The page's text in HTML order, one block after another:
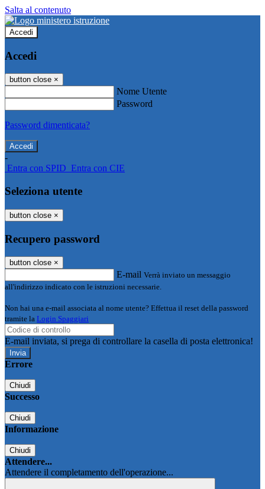
Salta al contenuto
Accedi
Accedi
button close ×
Nome Utente
Password
Password dimenticata?
-
Entra con SPID Entra con CIE
Seleziona utente
button close ×
Recupero password
button close ×
E-mail Verrà inviato un messaggio
all'indirizzo indicato con le istruzioni necessarie.
Non hai una e-mail associata al nome utente? Effettua il reset della password
tramite la Login Spaggiari
E-mail inviata, si prega di controllare la casella di posta elettronica!
Errore
Chiudi
Successo
Chiudi
Informazione
Chiudi
Attendere...
Attendere il completamento dell'operazione...